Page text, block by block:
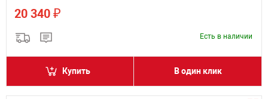
20 340 ₽
Есть в наличии
Купить В один клик